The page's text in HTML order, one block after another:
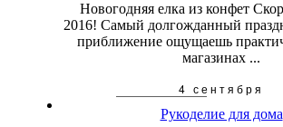
Новогодняя елка из конфет
2016! Самый долгожданный
приближение ощущаешь
магазинах ...
4 сентября
Рукоделие для дома